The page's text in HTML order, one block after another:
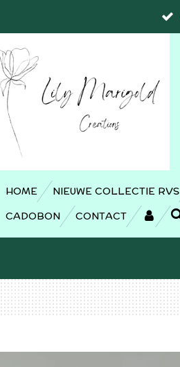
HOME NIEUWE COLLECTIE RVS
CADOBON
CONTACT